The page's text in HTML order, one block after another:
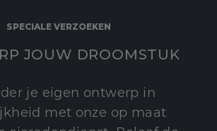
SPECIALE VERZOEKEN
JOUW DROOMSTUK
je eigen ontwerp in
met onze op maat